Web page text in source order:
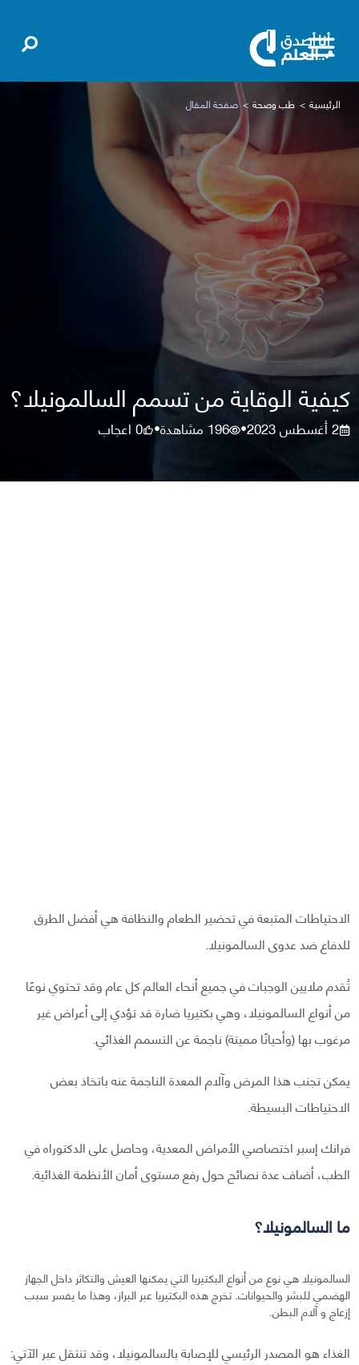
الرئيسية طب وصحة صفحة المقال
كيفية الوقاية من تسمم السالمونيلا؟
2 أغسطس 2023 •
196 مشاهدة•
0اعجاب
الاحتياطات المتبعة في تحضير الطعام والنظافة هي أفضل الطرق
للدفاع ضد عدوى السالمونيلا.
تُقدم ملايين الوجبات في جميع أنحاء العالم كل عام وقد تحتوي نوعًا
من أنواع السالمونيلا، وهي بكتيريا ضارة قد تؤدي إلى أعراض غير
مرغوب بها (وأحيانًا مميتة) ناجمة عن التسمم الغذائي.
يمكن تجنب هذا المرض وآلام المعدة الناجمة عنه باتخاذ بعض
الاحتياطات البسيطة.
فرانك إسبر اختصاصي الأمراض المعدية، وحاصل على الدكتوراه في
الطب، أضاف عدة نصائح حول رفع مستوى أمان الأنظمة الغذائية.
ما السالمونيلا؟
السالمونيلا هي نوع من أنواع البكتيريا التي يمكنها العيش والتكاثر داخل الجهاز
الهضمي للبشر والحيوانات. تخرج هذه البكتيريا عبر البراز، وهذا ما يفسر سبب
إزعاج و آلام البطن.
الغذاء هو المصدر الرئيسي للإصابة بالسالمونيلا، وقد تنتقل عبر الآتي: